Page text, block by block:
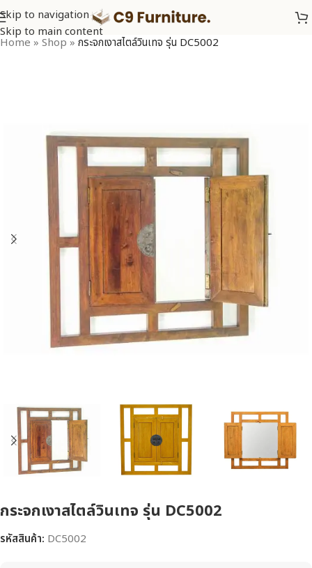
Skip to navigation
Skip to main content
Home » Shop » กระจกเงาสไตล์วินเทจ รุ่น DC5002
กระจกเงาสไตล์วินเทจ รุ่น DC5002
รหัสสินค้า: DC5002